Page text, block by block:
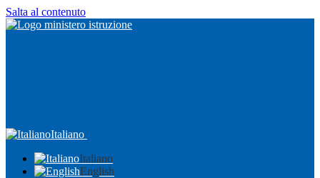
Salta al contenuto
Italiano
Italiano
English